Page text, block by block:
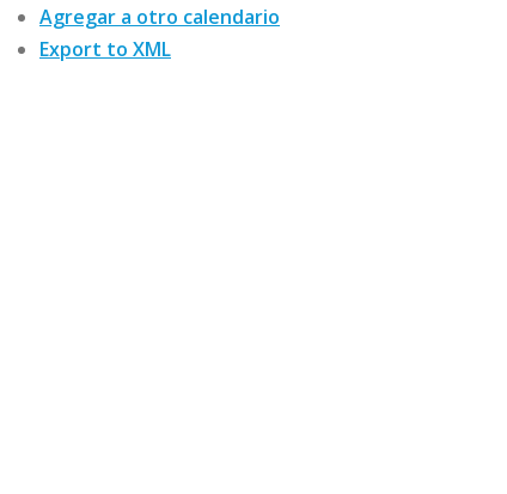
Agregar a otro calendario
Export to XML